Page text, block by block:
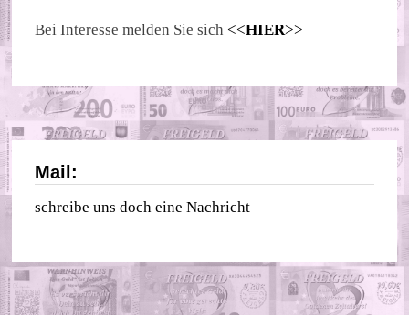
Bei Interesse melden Sie sich <<HIER>>
Mail:
schreibe uns doch eine Nachricht